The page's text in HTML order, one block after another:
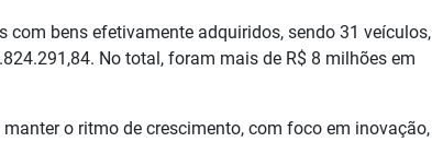
com bens efetivamente adquiridos, sendo 31 veículos,
No total, foram mais de R$ 8 milhões em
o ritmo de crescimento, com foco em inovação,